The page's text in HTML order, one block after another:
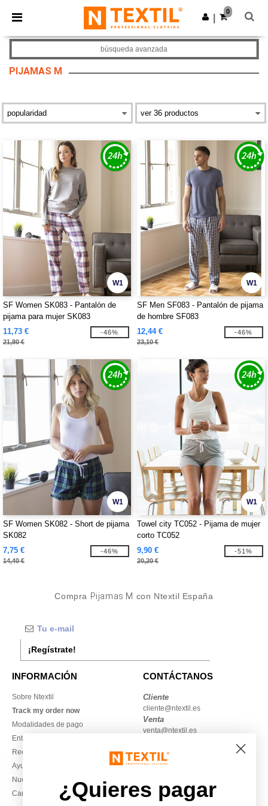
× App de Ntextil
¡Mejores precios en app!
Descargar app
0
PIJAMAS M
búsqueda avanzada
W1
SF Women SK083 - Pantalón de
pijama para mujer SK083
11,73 €
21,80 €
-46%
W1
SF Men SF083 - Pantalón de pijama
de hombre SF083
12,44 €
23,10 €
-46%
W1
SF Women SK082 - Short de pijama
SK082
7,75 €
14,40 €
-46%
W1
Towel city TC052 - Pijama de mujer
corto TC052
9,90 €
20,20 €
-51%
Compra Pijamas M con Ntextil España
¡Regístrate!
INFORMACIÓN
Sobre Ntextil
Track my order now
Modalidades de pago
Entrega
Reembolsos / devoluciones
Ayuda & FAQs
Nuestros compromisos
Camisetas locales al por mayor
CONTÁCTANOS
Cliente
cliente@ntextil.es
Venta
venta@ntextil.es
930 410 200
Viernes: 10:00–14:00
¿Quieres pagar